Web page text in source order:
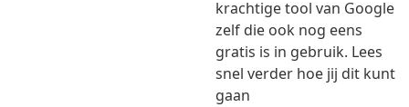
krachtige tool van Google
zelf die ook nog eens
gratis is in gebruik. Lees
snel verder hoe jij dit kunt
gaan